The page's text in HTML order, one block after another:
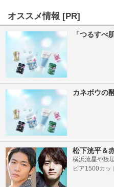
オススメ情報 [PR]
「つるすべ
カネボウの
松下洸平＆
横浜流星や板
ビア1500カッ